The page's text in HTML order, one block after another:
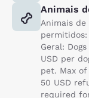
Animais
Animais de
permitidos:
Geral:
USD per
pet. Max of
50 USD
required